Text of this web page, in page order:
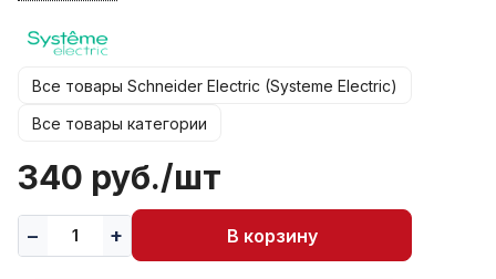
Все товары Schneider Electric (Systeme Electric)
Все товары категории
340 руб./шт
В корзину